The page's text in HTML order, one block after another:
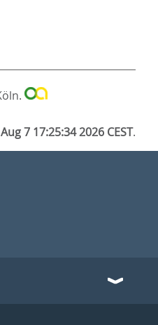
7 17:25:34 2026 CEST.